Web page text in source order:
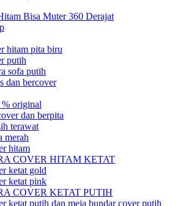
Bisa Muter 360 Derajat
hitam pita biru
putih
sofa putih
dan bercover
original
dan berpita
terawat
merah
hitam
COVER HITAM KETAT
ketat gold
ketat pink
COVER KETAT PUTIH
ketat putih dan meja bundar cover putih